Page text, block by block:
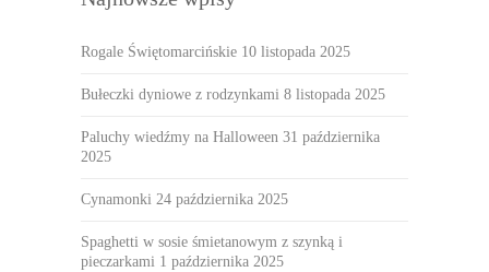
Rogale Świętomarcińskie 10 listopada 2025
Bułeczki dyniowe z rodzynkami 8 listopada 2025
Paluchy wiedźmy na Halloween 31 października
2025
Cynamonki 24 października 2025
Spaghetti w sosie śmietanowym z szynką i
pieczarkami 1 października 2025